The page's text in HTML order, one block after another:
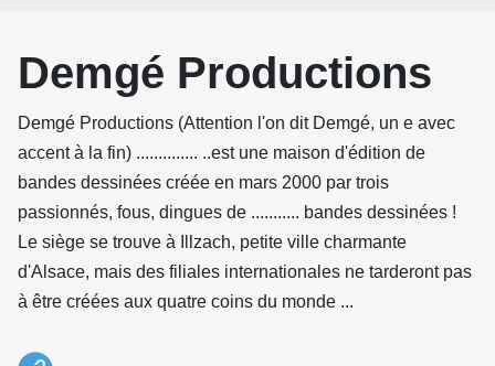
Demgé Productions
Demgé Productions (Attention l'on dit Demgé, un e avec
accent à la fin) .............. ..est une maison d'édition de
bandes dessinées créée en mars 2000 par trois
passionnés, fous, dingues de ........... bandes dessinées !
Le siège se trouve à Illzach, petite ville charmante
d'Alsace, mais des filiales internationales ne tarderont pas
à être créées aux quatre coins du monde ...